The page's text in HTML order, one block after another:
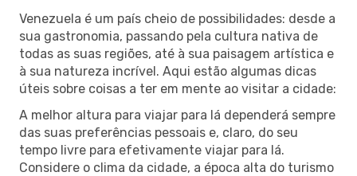
Venezuela é um país cheio de possibilidades: desde a
sua gastronomia, passando pela cultura nativa de
todas as suas regiões, até à sua paisagem artística e
à sua natureza incrível. Aqui estão algumas dicas
úteis sobre coisas a ter em mente ao visitar a cidade:
A melhor altura para viajar para lá dependerá sempre
das suas preferências pessoais e, claro, do seu
tempo livre para efetivamente viajar para lá.
Considere o clima da cidade, a época alta do turismo